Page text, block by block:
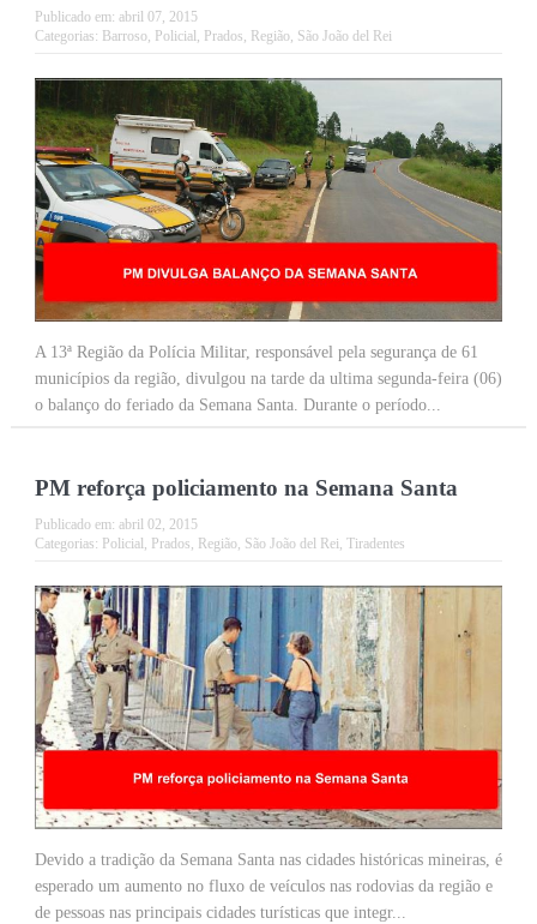
Publicado em: abril 07, 2015
Categorias: Barroso, Policial , Prados, Região, São João del Rei
A 13ª Região da Polícia Militar, responsável pela segurança de 61
municípios da região, divulgou na tarde da ultima segunda-feira (06)
o balanço do feriado da Semana Santa. Durante o período...
PM reforça policiamento na Semana Santa
Publicado em: abril 02, 2015
Categorias: Policial , Prados, Região, São João del Rei, Tiradentes
Devido a tradição da Semana Santa nas cidades históricas mineiras, é
esperado um aumento no fluxo de veículos nas rodovias da região e
de pessoas nas principais cidades turísticas que integr...